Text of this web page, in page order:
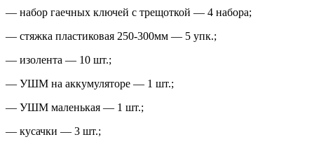
— набор гаечных ключей с трещоткой — 4 набора;
— стяжка пластиковая 250-300мм — 5 упк.;
— изолента — 10 шт.;
— УШМ на аккумуляторе — 1 шт.;
— УШМ маленькая — 1 шт.;
— кусачки — 3 шт.;